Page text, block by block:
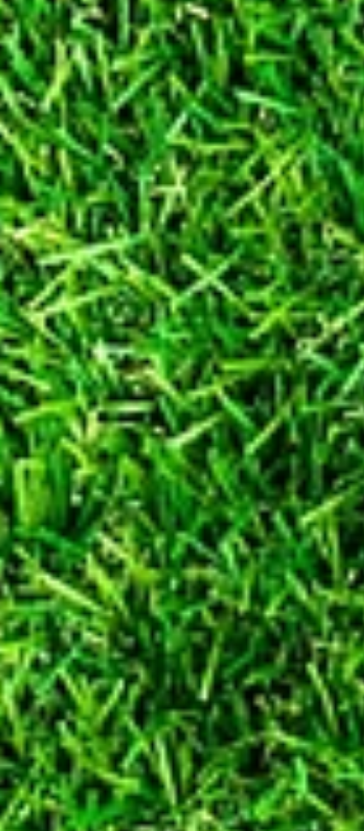
erfolgt, sofern sie Erfüllung
erforderlich ist oder wenn
Sofern wir Daten in einem
(EU), des Europäischen
Verarbeitung im Rahmen der
Offenlegung bzw. Übermittlung
Unternehmen stattfindet, erfolgt
Vorbehaltlich ausdrücklicher
erforderlicher Übermittlung
Drittländern mit einem
Verpflichtung durch sogenannte
beim Vorliegen von
Datenschutzvorschriften
Informationsseite der EU-
topic/data-protection/
Cookies sind kleine
Informationen auf
Endgeräten auslesen. Z.B. um
Warenkorbinhalt in einem E-
Funktionen eines
unterschiedlichen Zwecken
Funktionsfähigkeit, Sicherheit
Erstellung von
Hinweise zur Einwilligung:
gesetzlichen Vorschriften
vorhergehende Einwilligung ein,
ist. Eine Einwilligung ist